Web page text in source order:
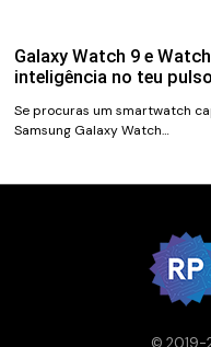
Galaxy Watch 9 e
inteligência no teu pulso
Se procuras um smartwatch
Samsung Galaxy Watch…
© 2019-